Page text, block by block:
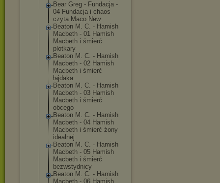
Bear Greg - Fundacja -
04 Fundacja i chaos
czyta Maco New
Beaton M. C. - Hamish
Macbeth - 01 Hamish
Macbeth i śmierć
plotkary
Beaton M. C. - Hamish
Macbeth - 02 Hamish
Macbeth i śmierć
łajdaka
Beaton M. C. - Hamish
Macbeth - 03 Hamish
Macbeth i śmierć
obcego
Beaton M. C. - Hamish
Macbeth - 04 Hamish
Macbeth i śmierć żony
idealnej
Beaton M. C. - Hamish
Macbeth - 05 Hamish
Macbeth i śmierć
bezwstydnicy
Beaton M. C. - Hamish
Macbeth - 06 Hamish